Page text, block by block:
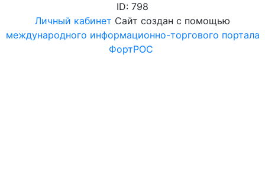
ID: 798
Личный кабинет Сайт создан с помощью
международного информационно-торгового портала
ФортРОС